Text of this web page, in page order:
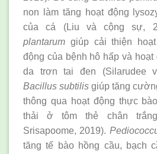
non làm tăng hoạt động
của cá (Liu và cộng sự,
plantarum giúp cải thiện
động của bệnh hô hấp và
da trơn tai đen (Silarudee
Bacillus subtilis giúp tăng
thông qua hoạt động thực
thải ở tôm thẻ chân trắng
Srisapoome, 2019).
tăng tế bào hồng cầu, bạch